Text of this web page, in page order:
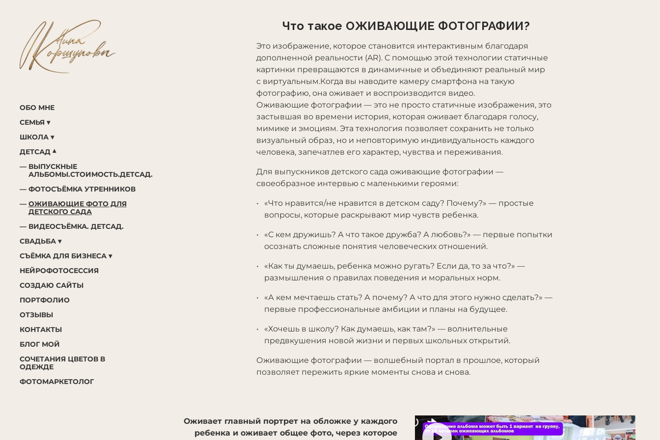
ОБО МНЕ
СЕМЬЯ
ШКОЛА
ДЕТСАД
ВЫПУСКНЫЕ
АЛЬБОМЫ.СТОИМОСТЬ.ДЕТСАД.
ФОТОСЪЁМКА УТРЕННИКОВ
ОЖИВАЮЩИЕ ФОТО ДЛЯ
ДЕТСКОГО САДА
ВИДЕОСЪЁМКА. ДЕТСАД.
СВАДЬБА
СЪЁМКА ДЛЯ БИЗНЕСА
НЕЙРОФОТОСЕССИЯ
СОЗДАЮ САЙТЫ
ПОРТФОЛИО
ОТЗЫВЫ
КОНТАКТЫ
БЛОГ МОЙ
СОЧЕТАНИЯ ЦВЕТОВ В
ОДЕЖДЕ
ФОТОМАРКЕТОЛОГ
Что такое ОЖИВАЮЩИЕ ФОТОГРАФИИ?
Это изображение, которое становится интерактивным благодаря
дополненной реальности (AR). С помощью этой технологии статичные
картинки превращаются в динамичные и объединяют реальный мир
с виртуальным.Когда вы наводите камеру смартфона на такую
фотографию, она оживает и воспроизводится видео.
Оживающие фотографии — это не просто статичные изображения, это
застывшая во времени история, которая оживает благодаря голосу,
мимике и эмоциям. Эта технология позволяет сохранить не только
визуальный образ, но и неповторимую индивидуальность каждого
человека, запечатлев его характер, чувства и переживания.
Для выпускников детского сада оживающие фотографии —
своеобразное интервью с маленькими героями:
«Что нравится/не нравится в детском саду? Почему?» — простые
вопросы, которые раскрывают мир чувств ребенка.
«С кем дружишь? А что такое дружба? А любовь?» — первые попытки
осознать сложные понятия человеческих отношений.
«Как ты думаешь, ребенка можно ругать? Если да, то за что?» —
размышления о правилах поведения и моральных норм.
«А кем мечтаешь стать? А почему? А что для этого нужно сделать?» —
первые профессиональные амбиции и планы на будущее.
«Хочешь в школу? Как думаешь, как там?» — волнительные
предвкушения новой жизни и первых школьных открытий.
Оживающие фотографии — волшебный портал в прошлое, который
позволяет пережить яркие моменты снова и снова.
Оживает главный портрет на обложке у каждого
ребенка и оживает общее фото, через которое